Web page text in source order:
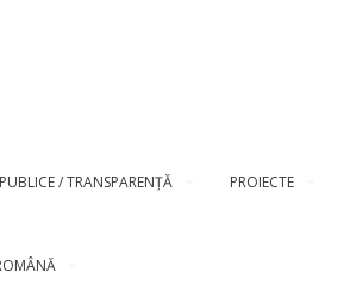
/ TRANSPARENȚĂ PROIECTE